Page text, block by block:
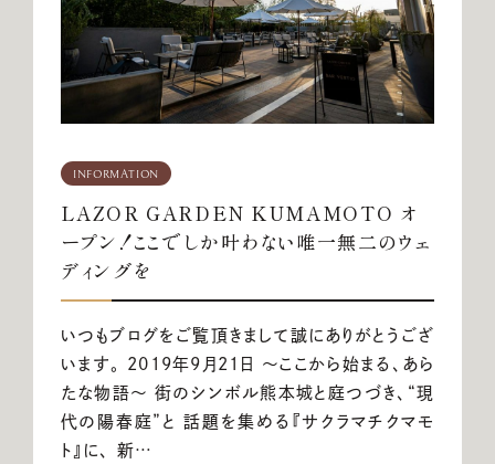
少人数結婚式のご案内
ご宴会・会議でのご利用
コマーシャル撮影施設貸しのご案内
来館予約
プラン
INFORMATION
LAZOR GARDEN KUMAMOTO オ
ープン！ここでしか叶わない唯一無二のウェ
ディングを
いつもブログをご覧頂きまして誠にありがとうござ
います。 2019年9月21日 ～ここから始まる、あら
たな物語～ 街のシンボル熊本城と庭つづき、“現
代の陽春庭”と 話題を集める『サクラマチクマモ
ト』に、 新…